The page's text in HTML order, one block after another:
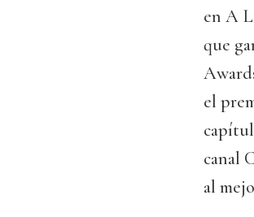
en A
que
el
canal
al